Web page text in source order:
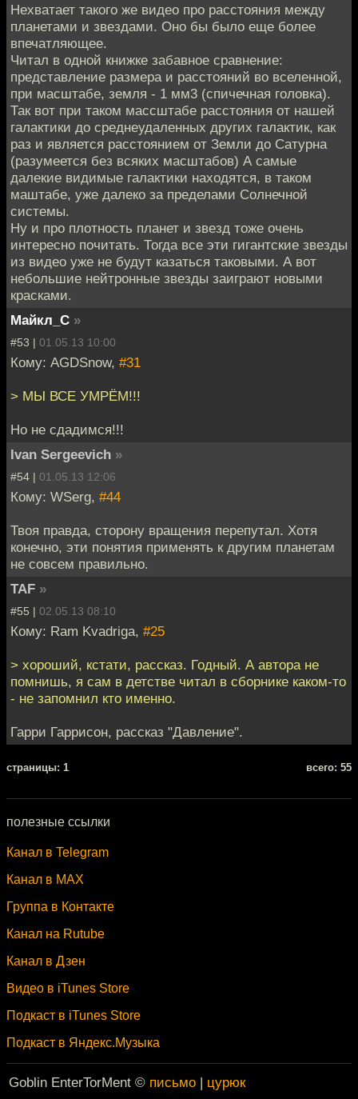
Нехватает такого же видео про расстояния между
планетами и звездами. Оно бы было еще более
впечатляющее.
Читал в одной книжке забавное сравнение:
представление размера и расстояний во вселенной,
при масштабе, земля - 1 мм3 (спичечная головка).
Так вот при таком массштабе расстояния от нашей
галактики до среднеудаленных других галактик, как
раз и является расстоянием от Земли до Сатурна
(разумеется без всяких масштабов) А самые
далекие видимые галактики находятся, в таком
маштабе, уже далеко за пределами Солнечной
системы.
Ну и про плотность планет и звезд тоже очень
интересно почитать. Тогда все эти гигантские звезды
из видео уже не будут казаться таковыми. А вот
небольшие нейтронные звезды заиграют новыми
красками.
Майкл_С »
#53 | 01.05.13 10:00
Кому: AGDSnow, #31
> МЫ ВСЕ УМРЁМ!!!
Но не сдадимся!!!
Ivan Sergeevich »
#54 | 01.05.13 12:06
Кому: WSerg, #44
Твоя правда, сторону вращения перепутал. Хотя
конечно, эти понятия применять к другим планетам
не совсем правильно.
TAF »
#55 | 02.05.13 08:10
Кому: Ram Kvadriga, #25
> хороший, кстати, рассказ. Годный. А автора не
помнишь, я сам в детстве читал в сборнике каком-то
- не запомнил кто именно.
Гарри Гаррисон, рассказ "Давление".
cтраницы: 1 всего: 55
полезные ссылки
Канал в Telegram
Канал в MAX
Группа в Контакте
Канал на Rutube
Канал в Дзен
Видео в iTunes Store
Подкаст в iTunes Store
Подкаст в Яндекс.Музыка
Goblin EnterTorMent © письмо | цурюк